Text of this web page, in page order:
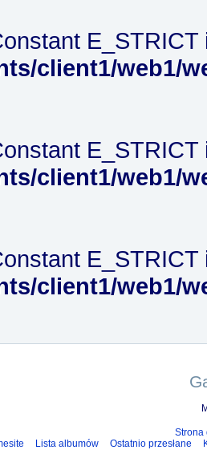
client1/web1/
client1/web1/
client1/web1/
Strona
Lista albumów Ostatnio przesłane